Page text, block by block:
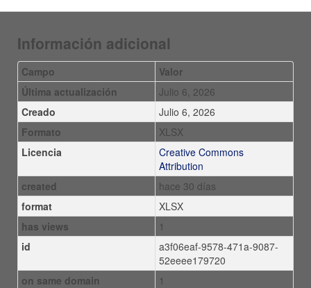
Información adicional
Campo
Valor
Última actualización
Julio 6, 2026
Creado
Julio 6, 2026
Formato
XLSX
Licencia
Creative Commons
Attribution
created
hace 30 días
format
XLSX
has views
1
id
a3f06eaf-9578-471a-9087-
52eeee179720
on same domain
1